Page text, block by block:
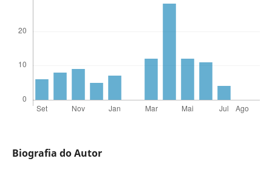
Biografia do Autor